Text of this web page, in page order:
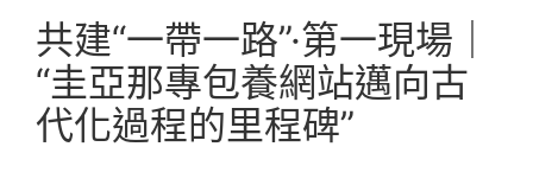
共建“一帶一路”·第一現場｜
“圭亞那專包養網站邁向古
代化過程的里程碑”